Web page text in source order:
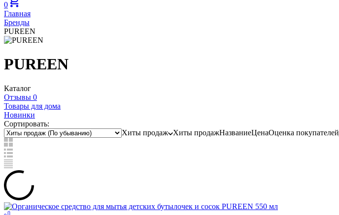
0
Главная
Бренды
PUREEN
PUREEN
Каталог
Отзывы 0
Товары для дома
Новинки
Сортировать:
Хиты продаж
Хиты продажНазваниеЦенаОценка покупателей